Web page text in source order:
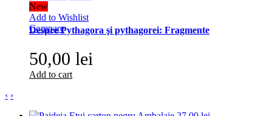
New
Add to Wishlist
Compare
Despre Pythagora şi pythagorei: Fragmente
50,00 lei
Add to cart
‹ ›